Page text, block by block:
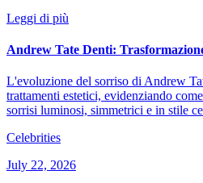
Leggi di più
Andrew Tate Denti:
L'evoluzione del sorriso di Andrew
trattamenti estetici, evidenziando
sorrisi luminosi, simmetrici e in stile
Celebrities
July 22, 2026